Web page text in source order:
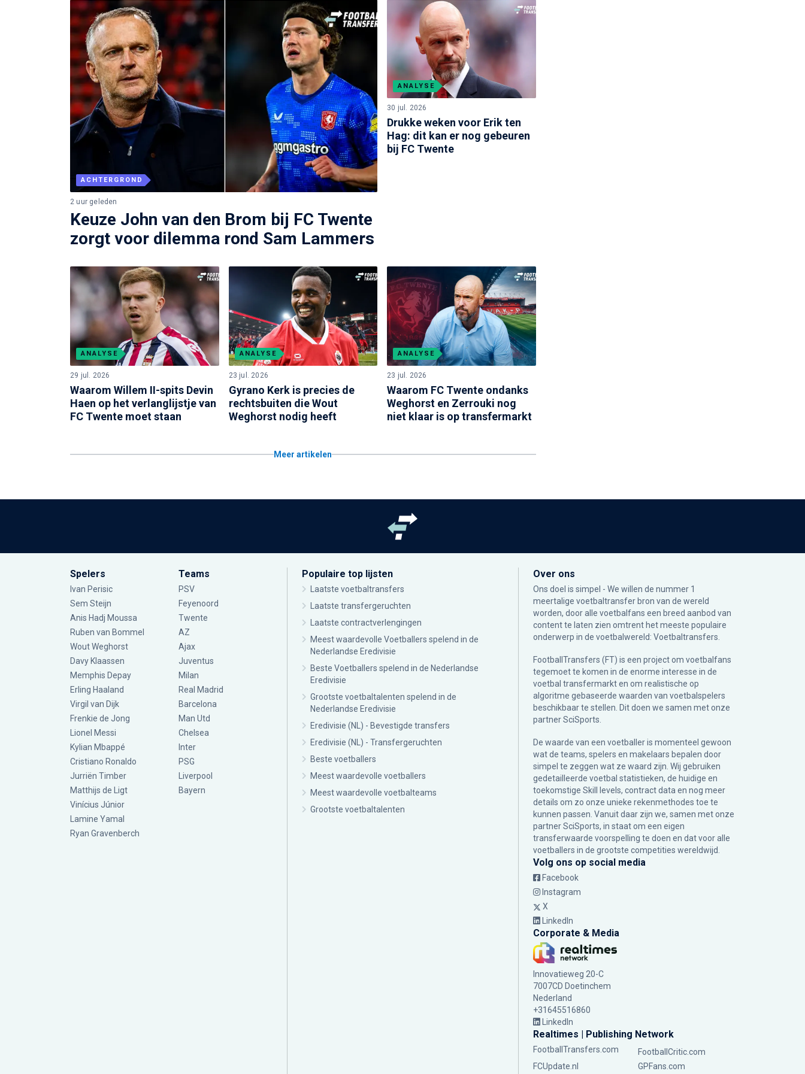
ACHTERGROND
2 uur geleden
Keuze John van den Brom bij FC Twente
zorgt voor dilemma rond Sam Lammers
ANALYSE
30 jul. 2026
Drukke weken voor Erik ten
Hag: dit kan er nog gebeuren
bij FC Twente
ANALYSE
29 jul. 2026
Waarom Willem II-spits Devin
Haen op het verlanglijstje van
FC Twente moet staan
ANALYSE
23 jul. 2026
Gyrano Kerk is precies de
rechtsbuiten die Wout
Weghorst nodig heeft
ANALYSE
23 jul. 2026
Waarom FC Twente ondanks
Weghorst en Zerrouki nog
niet klaar is op transfermarkt
Meer artikelen
Spelers
Ivan Perisic
Sem Steijn
Anis Hadj Moussa
Ruben van Bommel
Wout Weghorst
Davy Klaassen
Memphis Depay
Erling Haaland
Virgil van Dijk
Frenkie de Jong
Lionel Messi
Kylian Mbappé
Cristiano Ronaldo
Jurriën Timber
Matthijs de Ligt
Vinícius Júnior
Lamine Yamal
Ryan Gravenberch
Teams
PSV
Feyenoord
Twente
AZ
Ajax
Juventus
Milan
Real Madrid
Barcelona
Man Utd
Chelsea
Inter
PSG
Liverpool
Bayern
Populaire top lijsten
Laatste voetbaltransfers
Laatste transfergeruchten
Laatste contractverlengingen
Meest waardevolle Voetballers spelend in de
Nederlandse Eredivisie
Beste Voetballers spelend in de Nederlandse
Eredivisie
Grootste voetbaltalenten spelend in de
Nederlandse Eredivisie
Eredivisie (NL) - Bevestigde transfers
Eredivisie (NL) - Transfergeruchten
Beste voetballers
Meest waardevolle voetballers
Meest waardevolle voetbalteams
Grootste voetbaltalenten
Over ons
Ons doel is simpel - We willen de nummer 1
meertalige voetbaltransfer bron van de wereld
worden, door alle voetbalfans een breed aanbod van
content te laten zien omtrent het meeste populaire
onderwerp in de voetbalwereld: Voetbaltransfers.
FootballTransfers (FT) is een project om voetbalfans
tegemoet te komen in de enorme interesse in de
voetbal transfermarkt en om realistische op
algoritme gebaseerde waarden van voetbalspelers
beschikbaar te stellen. Dit doen we samen met onze
partnerSciSports
De waarde van een voetballer is momenteel gewoon
wat de teams, spelers en makelaars bepalen door
simpel te zeggen wat ze waard zijn. Wij gebruiken
gedetailleerde voetbal statistieken, de huidige en
toekomstige Skill levels, contract data en nog meer
details om zo onze unieke rekenmethodes toe te
kunnen passen. Vanuit daar zijn we, samen met onze
partner SciSports, in staat om een eigen
transferwaarde voorspelling te doen en dat voor alle
voetballers in de grootste competities wereldwijd.
Volg ons op social media
Facebook
Instagram
X
LinkedIn
Corporate & Media
Innovatieweg 20-C
7007CD Doetinchem
Nederland
+31645516860
LinkedIn
Realtimes | Publishing Network
FootballTransfers.com
FootballCritic.com
FCUpdate.nl
GPFans.com